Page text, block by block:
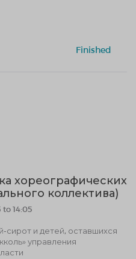
Finished
хореографических
коллектива)
14:05
сирот и детей, оставшихся
управления